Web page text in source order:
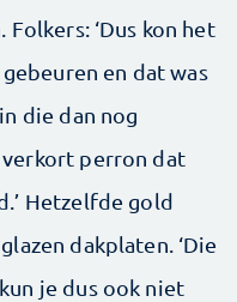
‘Dus kon het
en dat was
die dan nog
perron dat
Hetzelfde gold
dakplaten. ‘Die
je dus ook niet